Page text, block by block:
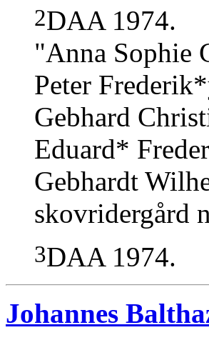
2DAA 1974.
"Anna Sophie
Peter
Gebhard
Eduard*
Gebhardt
skovridergård
3DAA 1974.
Johannes